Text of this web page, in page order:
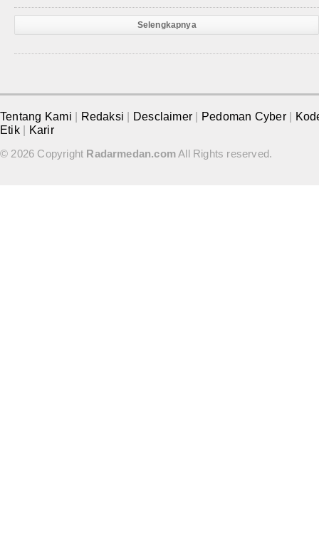
Selengkapnya
Tentang Kami Redaksi Desclaimer Pedoman Cyber
Etik
Karir
© 2026 Copyright Radarmedan.comAll Rights reserved.